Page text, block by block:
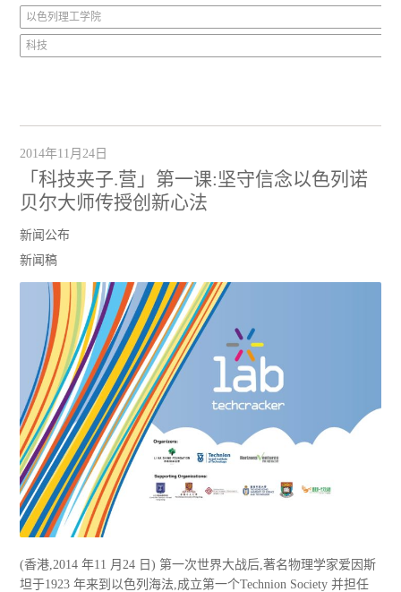
以色列理工学院
科技
2014年11月24日
「科技夹子.营」第一课:坚守信念以色列诺
贝尔大师传授创新心法
新闻公布
新闻稿
(香港,2014 年11 月24 日) 第一次世界大战后,著名物理学家爱因斯
坦于1923 年来到以色列海法,成立第一个Technion Society 并担任